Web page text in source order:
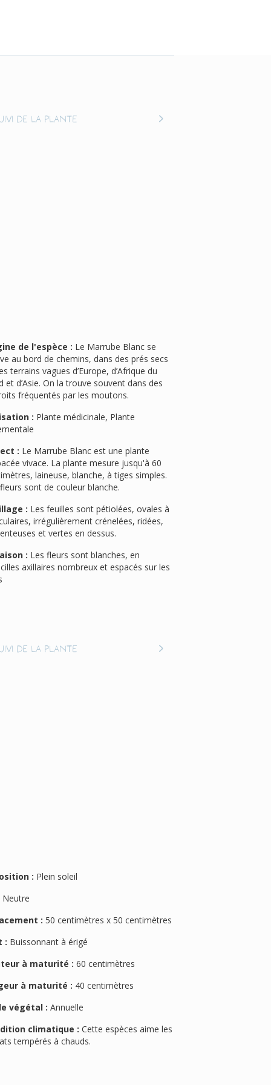
de la plante
de l'espèce :
au bord de chemins, dans des prés secs
terrains vagues d’Europe, d’Afrique du
et d’Asie. On la trouve souvent dans des
fréquentés par les moutons.
:
:
vivace. La plante mesure jusqu'à 60
laineuse, blanche, à tiges simples.
sont de couleur blanche.
:
irrégulièrement crénelées, ridées,
et vertes en dessus.
:
axillaires nombreux et espacés sur les
de la plante
: Plein soleil
Neutre
: 50 centimètres x 50 centimètres
: Buissonnant à érigé
à maturité : 60 centimètres
à maturité : 40 centimètres
végétal : Annuelle
climatique : Cette espèces aime les
tempérés à chauds.